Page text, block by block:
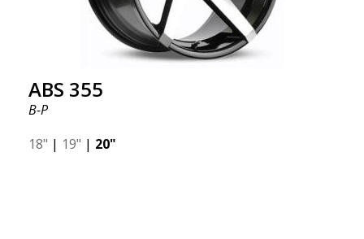
ABS 355
B-P
18" | 19" | 20"